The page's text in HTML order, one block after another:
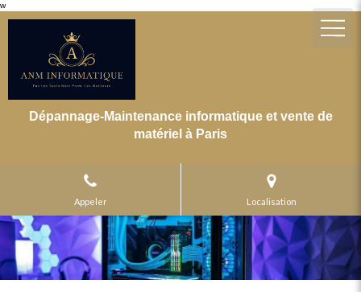
w
Dépannage-Maintenance informatique et vente de
matériel à Paris
Appeler Localisation